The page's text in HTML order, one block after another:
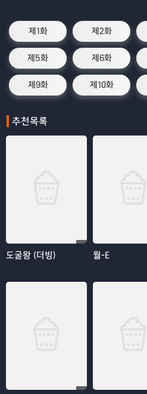
제1화 제2화
제5화 제6화
제9화 제10화
추천목록
도굴왕 (더빙) 월-E